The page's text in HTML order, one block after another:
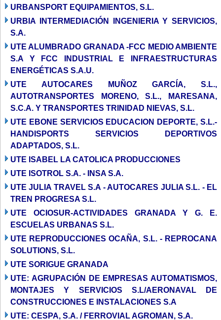
URBANSPORT EQUIPAMIENTOS, S.L.
URBIA INTERMEDIACIÓN INGENIERIA Y SERVICIOS,
S.A.
UTE ALUMBRADO GRANADA -FCC MEDIO AMBIENTE
S.A Y FCC INDUSTRIAL E INFRAESTRUCTURAS
ENERGÉTICAS S.A.U.
UTE AUTOCARES MUÑOZ GARCÍA, S.L.,
AUTOTRANSPORTES MORENO, S.L., MARESANA,
S.C.A. Y TRANSPORTES TRINIDAD NIEVAS, S.L.
UTE EBONE SERVICIOS EDUCACION DEPORTE, S.L.-
HANDISPORTS SERVICIOS DEPORTIVOS
ADAPTADOS, S.L.
UTE ISABEL LA CATOLICA PRODUCCIONES
UTE ISOTROL S.A. - INSA S.A.
UTE JULIA TRAVEL S.A - AUTOCARES JULIA S.L. - EL
TREN PROGRESA S.L.
UTE OCIOSUR-ACTIVIDADES GRANADA Y G. E.
ESCUELAS URBANAS S.L.
UTE REPRODUCCIONES OCAÑA, S.L. - REPROCANA
SOLUTIONS, S.L.
UTE SORIGUE GRANADA
UTE: AGRUPACIÓN DE EMPRESAS AUTOMATISMOS,
MONTAJES Y SERVICIOS S.L/AERONAVAL DE
CONSTRUCCIONES E INSTALACIONES S.A
UTE: CESPA, S.A. / FERROVIAL AGROMAN, S.A.